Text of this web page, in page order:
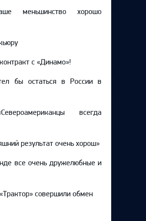
меньшинство хорошо
с «Динамо»!
бы остаться в России в
всегда
результат очень хорош»
все очень дружелюбные и
совершили обмен